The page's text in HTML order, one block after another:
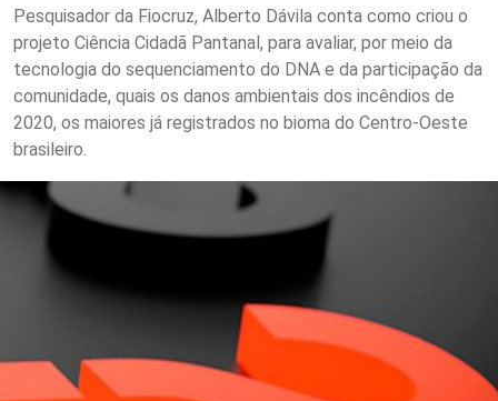
Pesquisador da Fiocruz, Alberto Dávila conta como criou o
projeto Ciência Cidadã Pantanal, para avaliar, por meio da
tecnologia do sequenciamento do DNA e da participação da
comunidade, quais os danos ambientais dos incêndios de
2020, os maiores já registrados no bioma do Centro-Oeste
brasileiro.